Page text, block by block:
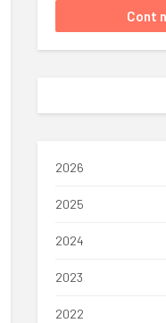
2026
2025
2024
2023
2022